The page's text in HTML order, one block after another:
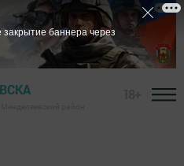
закрытие баннера через